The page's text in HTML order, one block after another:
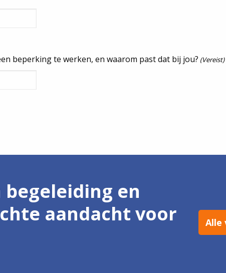
beperking te werken, en waarom past dat bij jou? (Vereist)
begeleiding en
aandacht voor
Alle